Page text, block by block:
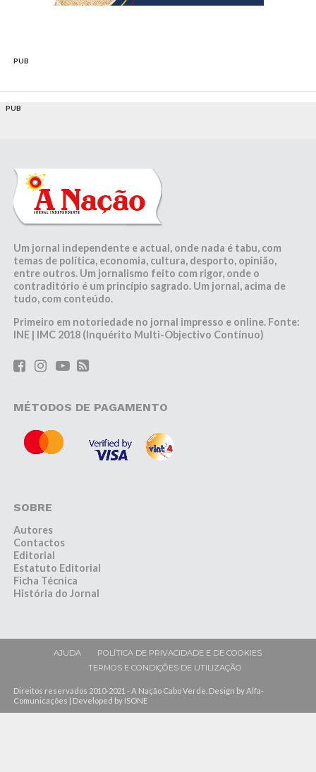
PUB
PUB
Um jornal independente e actual, onde nada é tabu, com
temas de política, economia, cultura, desporto, opinião,
entre outros. Um jornalismo feito com rigor, onde o
contraditório é um princípio sagrado. Um jornal, acima de
tudo, com conteúdo.
Primeiro em notoriedade no jornal impresso e online. Fonte:
INE | IMC 2018 (Inquérito Multi-Objectivo Contínuo)
MÉTODOS DE PAGAMENTO
SOBRE
Autores
Contactos
Editorial
Estatuto Editorial
Ficha Técnica
História do Jornal
AJUDA
POLÍTICA DE PRIVACIDADE E DE COOKIES
TERMOS E CONDIÇÕES DE UTILIZAÇÃO
Direitos reservados 2010-2021 - A Nação Cabo Verde. Design by Alfa-
Comunicações | Developed by ISONE